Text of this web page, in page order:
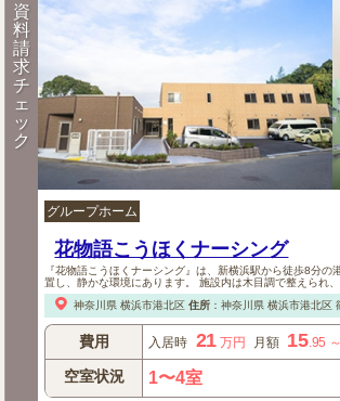
資
料
請
求
チ
ェ
ッ
ク
グループホーム
花物語こうほくナーシング
『花物語こうほくナーシング』は、新横浜駅から徒歩8分の
置し、静かな環境にあります。 施設内は木目調で整えられ、
神奈川県 横浜市港北区 住所： 神奈川県 横浜市港北区
費用 入居時 21 万円 月額 15.95 ～
空室状況 1〜4室